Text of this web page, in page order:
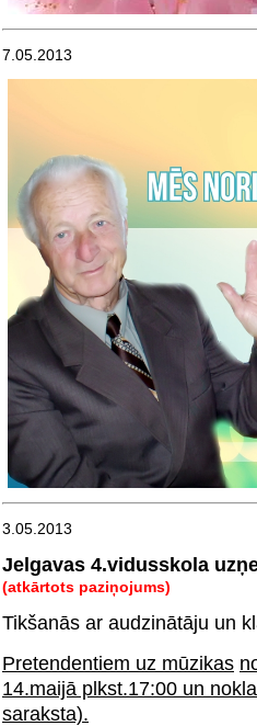
7.05.2013
3.05.2013
Jelgavas 4.vidusskola
(atkārtots paziņojums)
Tikšanās ar audzinātāju un
Pretendentiem uz mūzikas
14.maijā plkst.17:00 un
saraksta).